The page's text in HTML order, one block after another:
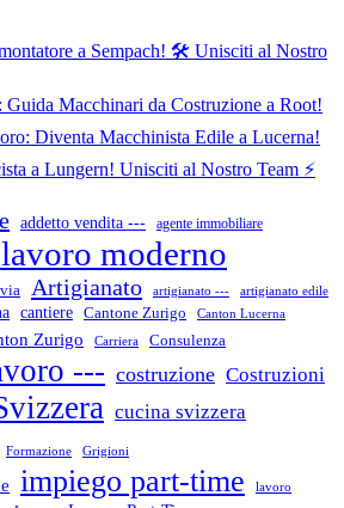
a Sempach! 🛠️ Unisciti al Nostro
Macchinari da Costruzione a Root!
Diventa Macchinista Edile a Lucerna!
a Lungern! Unisciti al Nostro Team ⚡
addetto vendita --- agente immobiliare
moderno
Artigianato artigianato --- artigianato edile
cantiere Cantone Zurigo Canton Lucerna
Zurigo Carriera Consulenza
--- costruzione Costruzioni
cucina svizzera
Formazione Grigioni
impiego part-time lavoro